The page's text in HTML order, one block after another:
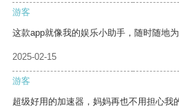
游客
这款app就像我的娱乐小助手，随时随地
2025-02-15
游客
超级好用的加速器，妈妈再也不用担心我